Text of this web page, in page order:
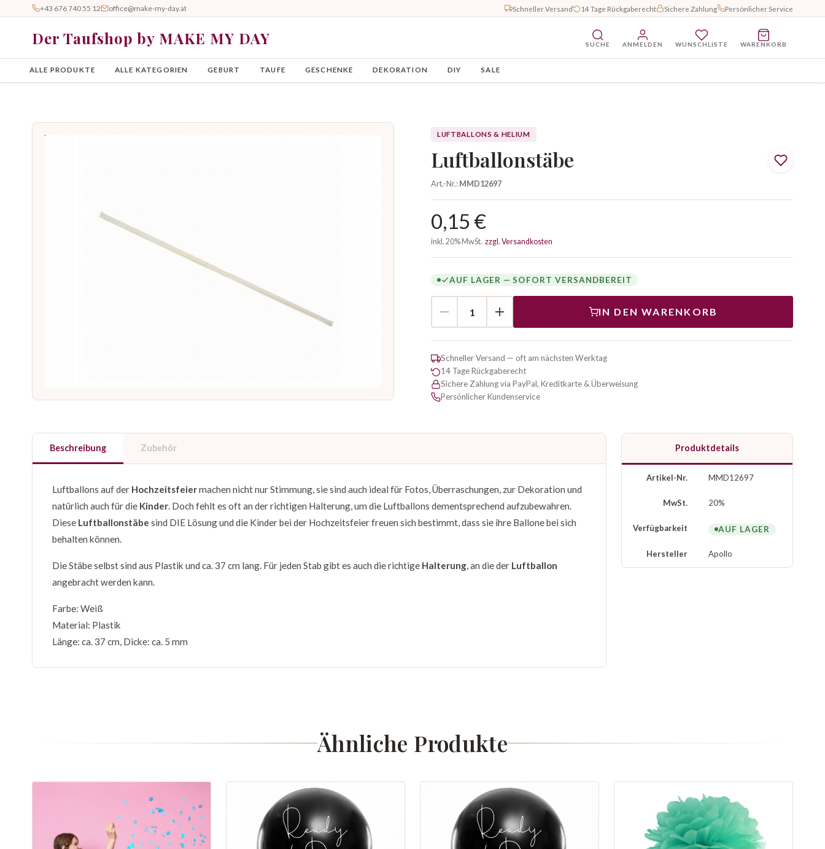
+43 676 740 55 12 office@make-my-day.at Schneller Versand 14 Tage Rückgaberecht Sichere Zahlung Persönlicher Service
Der Taufshop by MAKE MY DAY SUCHE ANMELDEN WUNSCHLISTE WARENKORB
ALLE PRODUKTE ALLE KATEGORIEN GEBURT TAUFE GESCHENKE DEKORATION DIY SALE
LUFTBALLONS & HELIUM
Luftballonstäbe
Art.-Nr.:MMD12697
0,15 €
inkl. 20% MwSt. zzgl. Versandkosten
AUF LAGER — SOFORT VERSANDBEREIT
IN DEN WARENKORB
Schneller Versand — oft am nächsten Werktag
14 Tage Rückgaberecht
Sichere Zahlung via PayPal, Kreditkarte & Überweisung
Persönlicher Kundenservice
Beschreibung Zubehör
Luftballons auf der Hochzeitsfeiermachen nicht nur Stimmung, sie sind auch ideal für Fotos, Überraschungen, zur Dekoration und
natürlich auch für die Kinder. Doch fehlt es oft an der richtigen Halterung, um die Luftballons dementsprechend aufzubewahren.
Diese Luftballonstäbe sind DIE Lösung und die Kinder bei der Hochzeitsfeier freuen sich bestimmt, dass sie ihre Ballone bei sich
behalten können.
Die Stäbe selbst sind aus Plastik und ca. 37 cm lang. Für jeden Stab gibt es auch die richtige Halterung, an die der Luftballon
angebracht werden kann.
Farbe: Weiß
Material: Plastik
Länge: ca. 37 cm, Dicke: ca. 5 mm
Produktdetails
Artikel-Nr. MMD12697
MwSt. 20%
Verfügbarkeit AUF LAGER
Hersteller Apollo
Ähnliche Produkte